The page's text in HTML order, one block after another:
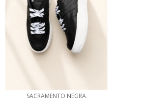
SACRAMENTO NEGRA